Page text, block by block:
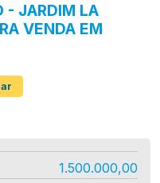
- JARDIM LA
VENDA EM
1.500.000,00